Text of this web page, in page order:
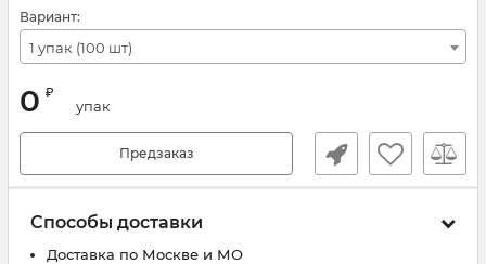
Вариант:
1 упак (100 шт)
0 ₽
упак
Предзаказ
Способы доставки
Доставка по Москве и МО